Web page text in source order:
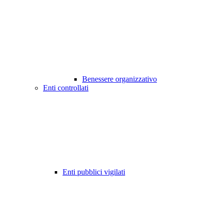
Benessere organizzativo
Enti controllati
Enti pubblici vigilati